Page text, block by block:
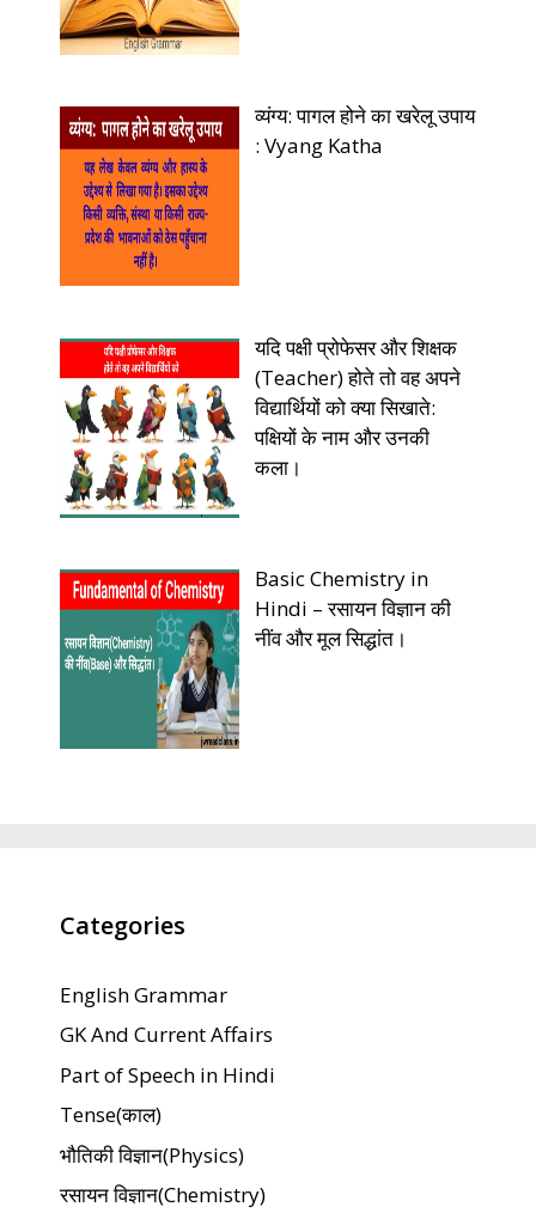
व्यंग्य: पागल होने का खरेलू उपाय
: Vyang Katha
यदि पक्षी प्रोफेसर और शिक्षक
(Teacher) होते तो वह अपने
विद्यार्थियों को क्या सिखाते:
पक्षियों के नाम और उनकी
कला।
Basic Chemistry in
Hindi – रसायन विज्ञान की
नींव और मूल सिद्धांत।
Categories
English Grammar
GK And Current Affairs
Part of Speech in Hindi
Tense(काल)
भौतिकी विज्ञान(Physics)
रसायन विज्ञान(Chemistry)